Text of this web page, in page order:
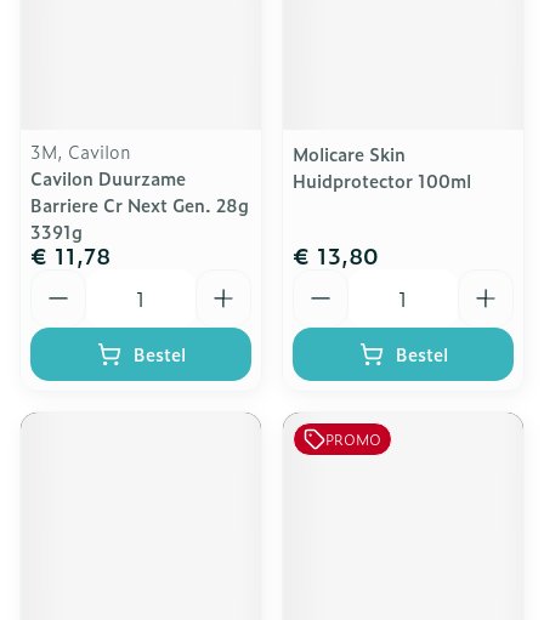
3M, Cavilon
Cavilon Duurzame
Barriere Cr Next Gen. 28g
3391g
€ 11,78
Bestel
Molicare Skin
Huidprotector 100ml
€ 13,80
Bestel
PROMO